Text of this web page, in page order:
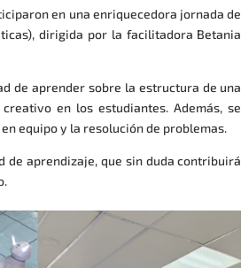
en una enriquecedora jornada de
dirigida por la facilitadora Betania
de aprender sobre la estructura de una
en los estudiantes. Además, se
equipo y la resolución de problemas.
aprendizaje, que sin duda contribuirá